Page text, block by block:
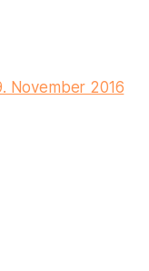
November 2016